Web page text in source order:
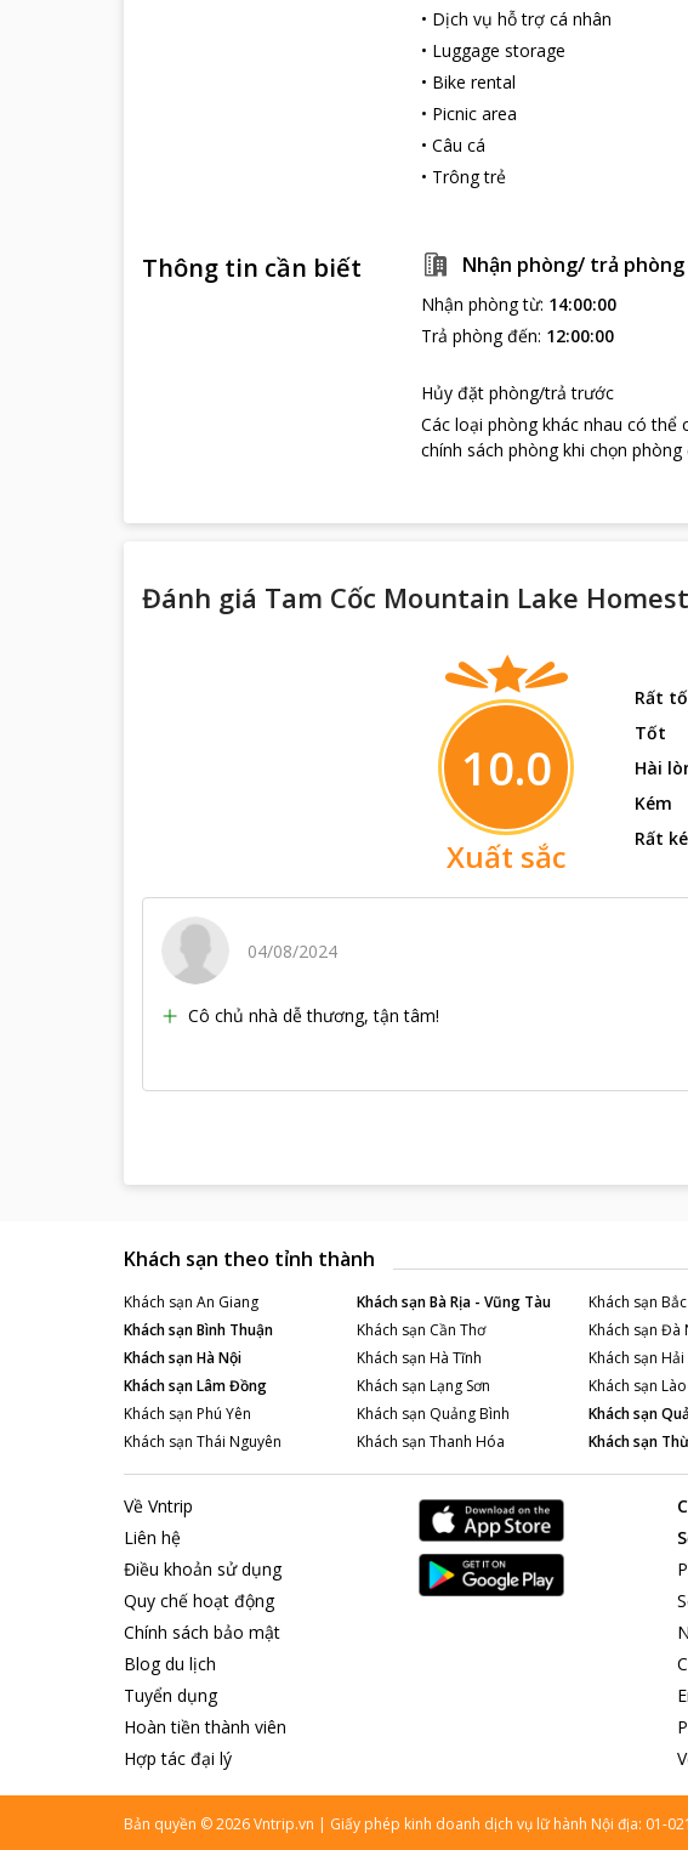
• Dịch vụ hỗ trợ cá nhân
• Luggage storage
• Bike rental
• Picnic area
• Câu cá
• Trông trẻ
Thông tin cần biết Nhận phòng/ trả phòng
Nhận phòng từ: 14:00:00
Trả phòng đến: 12:00:00
Hủy đặt phòng/trả trước
Các loại phòng khác nhau có
chính sách phòng khi chọn
Đánh giá Tam Cốc Mountain Lake
10.0
Xuất sắc
Rất
Tốt
Hài
Kém
Rất
04/08/2024
Cô chủ nhà dễ thương, tận tâm!
Khách sạn theo tỉnh thành
Khách sạn An Giang Khách sạnBà Rịa - Vũng Tàu Khách sạn
Khách sạnBình Thuận Khách sạn Cần Thơ Khách sạn Đà
Khách sạnHà Nội Khách sạn Hà Tĩnh Khách sạn Hải
Khách sạnLâm Đồng Khách sạn Lạng Sơn Khách sạn
Khách sạn Phú Yên Khách sạn Quảng Bình Khách sạn
Khách sạn Thái Nguyên Khách sạn Thanh Hóa Khách sạn
Về Vntrip
Liên hệ
Điều khoản sử dụng
Quy chế hoạt động
Chính sách bảo mật
Blog du lịch
Tuyển dụng
Hoàn tiền thành viên
Hợp tác đại lý
Bản quyền ©2026Vntrip.vn | Giấy phép kinh doanh dịch vụ lữ hành Nội địa: 01-